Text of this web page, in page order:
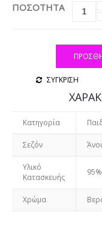
ΠΟΣΟΤΗΤΑ
ΣΥΓΚΡΙΣΗ
Κατηγορία
Σεζόν
Υλικό
Κατασκευής
Χρώμα